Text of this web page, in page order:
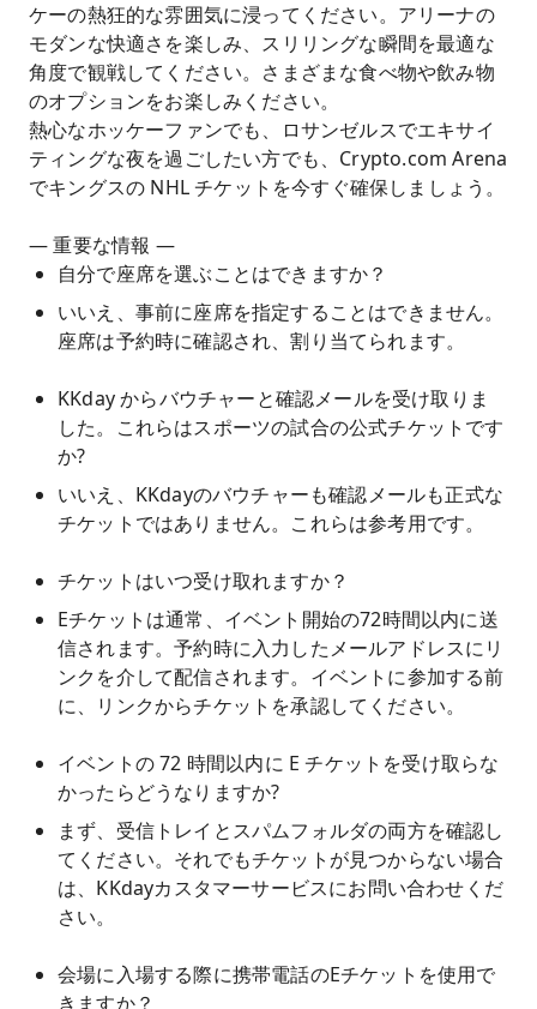
ケーの熱狂的な雰囲気に浸ってください。アリーナの
モダンな快適さを楽しみ、スリリングな瞬間を最適な
角度で観戦してください。さまざまな食べ物や飲み物
のオプションをお楽しみください。
熱心なホッケーファンでも、ロサンゼルスでエキサイ
ティングな夜を過ごしたい方でも、Crypto.com Arena
でキングスの NHL チケットを今すぐ確保しましょう。
— 重要な情報 —
自分で座席を選ぶことはできますか？
いいえ、事前に座席を指定することはできません。
座席は予約時に確認され、割り当てられます。
KKday からバウチャーと確認メールを受け取りま
した。これらはスポーツの試合の公式チケットです
か?
いいえ、KKdayのバウチャーも確認メールも正式な
チケットではありません。これらは参考用です。
チケットはいつ受け取れますか？
Eチケットは通常、イベント開始の72時間以内に送
信されます。予約時に入力したメールアドレスにリ
ンクを介して配信されます。イベントに参加する前
に、リンクからチケットを承認してください。
イベントの 72 時間以内に E チケットを受け取らな
かったらどうなりますか?
まず、受信トレイとスパムフォルダの両方を確認し
てください。それでもチケットが見つからない場合
は、KKdayカスタマーサービスにお問い合わせくだ
さい。
会場に入場する際に携帯電話のEチケットを使用で
きますか？